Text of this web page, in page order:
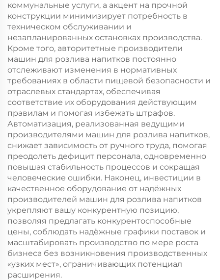
коммунальные услуги, а акцент на прочной
конструкции минимизирует потребность в
техническом обслуживании и
незапланированных остановках производства.
Кроме того, авторитетные производители
машин для розлива напитков постоянно
отслеживают изменения в нормативных
требованиях в области пищевой безопасности и
отраслевых стандартах, обеспечивая
соответствие их оборудования действующим
правилам и помогая избежать штрафов.
Автоматизация, реализованная ведущими
производителями машин для розлива напитков,
снижает зависимость от ручного труда, помогая
преодолеть дефицит персонала, одновременно
повышая стабильность процессов и сокращая
человеческие ошибки. Наконец, инвестиции в
качественное оборудование от надёжных
производителей машин для розлива напитков
укрепляют вашу конкурентную позицию,
позволяя предлагать конкурентоспособные
цены, соблюдать надёжные графики поставок и
масштабировать производство по мере роста
бизнеса без возникновения производственных
«узких мест», ограничивающих потенциал
расширения.